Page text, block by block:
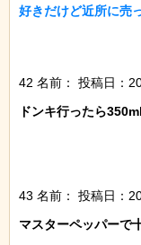
好きだけど近所に売
42 名前：
投稿日：
ドンキ行ったら
43 名前：
投稿日：
マスターペッパーで